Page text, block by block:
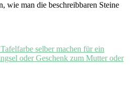
wie man die beschreibbaren Steine